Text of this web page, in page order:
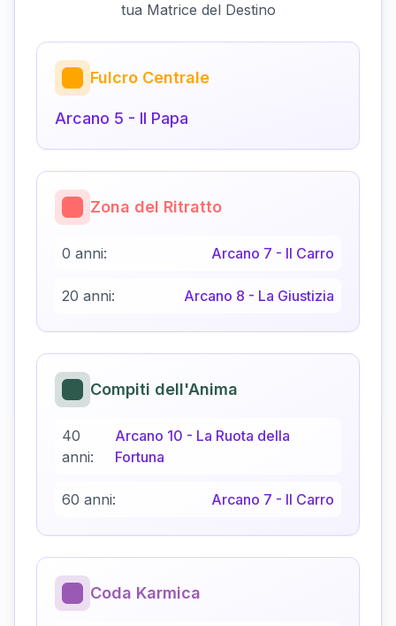
tua Matrice del Destino
Fulcro Centrale
Arcano 5 - Il Papa
Zona del Ritratto
0 anni: Arcano 7 - Il Carro
20 anni: Arcano 8 - La Giustizia
Compiti dell'Anima
40
anni:
Arcano 10 - La Ruota della
Fortuna
60 anni: Arcano 7 - Il Carro
Coda Karmica